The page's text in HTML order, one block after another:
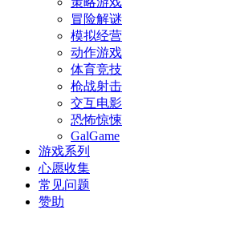
冒险解谜
模拟经营
动作游戏
体育竞技
枪战射击
交互电影
恐怖惊悚
GalGame
游戏系列
心愿收集
常见问题
赞助